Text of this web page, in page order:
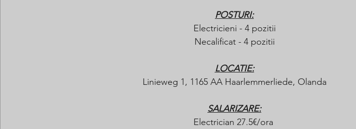
POSTURI:
Electricieni - 4 pozitii
Necalificat - 4 pozitii
LOCATIE:
Linieweg 1, 1165 AA Haarlemmerliede, Olanda
SALARIZARE:
Electrician 27.5€/ora